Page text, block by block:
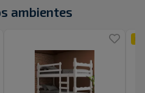
ambientes